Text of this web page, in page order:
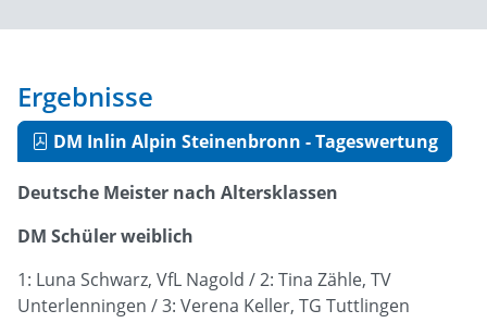
Ergebnisse
DM Inlin Alpin Steinenbronn - Tageswertung
Deutsche Meister nach Altersklassen
DM Schüler weiblich
1: Luna Schwarz, VfL Nagold / 2: Tina Zähle, TV
Unterlenningen / 3: Verena Keller, TG Tuttlingen